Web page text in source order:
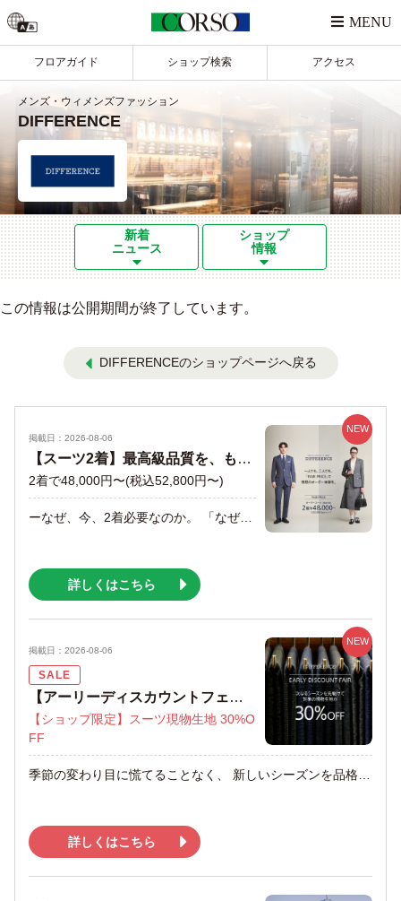
フロアガイド ショップ検索 アクセス
メンズ・ウィメンズファッション
DIFFERENCE
新着
ニュース
ショップ
情報
この情報は公開期間が終了しています。
DIFFERENCEのショップページへ戻る
掲載日：2026-08-06
NEW
【スーツ2着】最高級品質を、もっと身近に。あなたと、大切な人へ。
2着で48,000円〜(税込52,800円〜)
ーなぜ、今、2着必要なのか。 「なぜ、オーダースーツを2着も？」 そうお考えの方もいらっしゃるかもしれません。 しかし、2着のスーツを持つことは、 あなたのワードローブを豊かにする、価値ある選択です。 【季節で着分ける】 春夏向けの軽やかな素材で仕立てるスーツと、 秋冬の温かみのある素材で仕立てるスーツ。 季節に合わせて使い分けることで、一年中快適に、 そして美しく装えます。 【シーンで着分ける】 ビジネスシーンで活躍する正統派のスーツと、 プライベートやビジネスカジュアルで楽しめる カジュアルなスーツ。 用途に合わせたスタイルで、あなたの個性を表現できます。 【消耗を分散】 着用頻度を分散させることで、一着のスーツをより長く、 美しい状態に保てます。結果として、 経済的にも合理的です。 ー選べる楽しさ、広がる着こなし。 1. さまざまな生地が選べる 無地やストライプの定番柄から、個性的なチェック柄まで、 お客様のスタイルに合わせた豊富な生地をご用意しています。 ぜひ店頭で、お気に入りの生地を見つけてください。 2. さまざまなデザインが選べる ジャケットのフロントや襟、 パンツのストレート・テーパード、 スカートの丈や裾の幅など、 細部にまでこだわることができます。 3. ボタンや裏地など、お好みのデザインに ボタンや裏地など、細部にまでこだわれるのが オーダーの醍醐味です。 あなただけの特別な一着をつくり上げる喜びを、 ぜひご体験ください。 +-+-+-+-+-+-+-+-+-+-+-+-+-+-+-+-+-+-+-+ PAIR PRICE +-+-+-+-+-+-+-+-+-+-+-+-+-+-+-+-+-+-+-+ オーダースーツ1着¥38,000〜(¥41,800tax in〜)が、 2着で¥48,000〜(¥52,800tax in〜) ※PAIR PRICE(海外縫製生地)は 納期短縮サービス(有料)の対象外となります。 ※PAIR PRICEは、スーツ+スーツ/スーツ+コート/ コート+コートで2着を自由に組み合わせ可能です。 ※ベスト(スリーピース)や有料オプション (ダブルブレスト等)は別途料金を頂戴いたします。 ※生地：指定の生地からお選びいただけます。 ※他のクーポン、キャンペーン、割引きとの併用はできません (併用可と記載があるものは除く)。 ※企業・団体のご優待割引、 自社発行のご優待券および株主ご優待割引は、 生地価格が1着￥59,000(￥64,900tax in)以上を 2着組み合わせた場合に併用いただけます。 ーオーダースーツを、あなたの日常に。 これまでオーダースーツに縁がなかった方も、 熟知してる方も。 この機会に、その着心地と価値をぜひご体験ください。 スタッフ一同、みなさまのご来店を心よりお待ちしております。
詳しくはこちら
掲載日：2026-08-06
NEW
SALE
【アーリーディスカウントフェア】次のシーズンに先駆けて対象現物生地が30%OFF
【ショップ限定】スーツ現物生地 30%O
FF
詳しくはこちら